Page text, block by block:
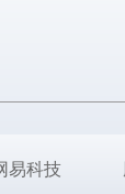
易科技